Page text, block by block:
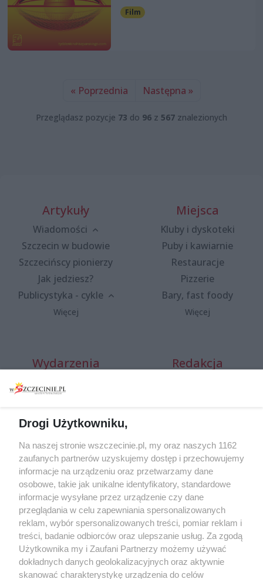
Film
« Poprzednia Następna »
Przeglądasz pozycje 73 do 96 z 567 znalezionych
Artykuły
Wiadomości
Szczecin w budowie
Szczecińscy pionierzy
Jak jedziesz?
Publicystyka - cykle
Więcej
Miejsca
Kluby i dyskoteki
Puby i kawiarnie
Restauracje
Pizzerie
Bary, fast foody
Więcej
Wydarzenia
Warsztaty
Jarmarki, festyny, pchle
targi
Wernisaże
Więcej
Redakcja
Redakcja
Specjalny koncert z okazji
20. urodzin portalu
wSzczecinie.pl
Regulamin konkursów
śniadaniówka "Hej
Szczecin! Jest piątek!"
Drogi Użytkowniku,
Na naszej stronie wszczecinie.pl, my oraz naszych 1162
zaufanych partnerów uzyskujemy dostęp i przechowujemy
informacje na urządzeniu oraz przetwarzamy dane
osobowe, takie jak unikalne identyfikatory, standardowe
informacje wysyłane przez urządzenie czy dane
przeglądania w celu zapewniania spersonalizowanych
reklam, wybór spersonalizowanych treści, pomiar reklam i
treści, badanie odbiorców oraz ulepszanie usług. Za zgodą
Użytkownika my i Zaufani Partnerzy możemy używać
dokładnych danych geolokalizacyjnych oraz aktywnie
skanować charakterystykę urządzenia do celów